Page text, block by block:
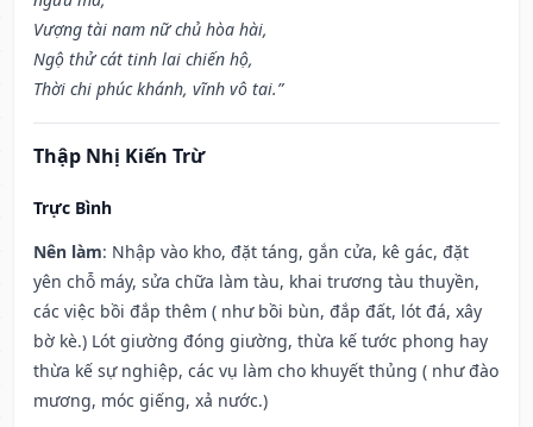
Vượng tài nam nữ chủ hòa hài,
Ngộ thử cát tinh lai chiến hộ,
Thời chi phúc khánh, vĩnh vô tai.”
Thập Nhị Kiến Trừ
Trực Bình
Nên làm: Nhập vào kho, đặt táng, gắn cửa, kê gác, đặt
yên chỗ máy, sửa chữa làm tàu, khai trương tàu thuyền,
các việc bồi đắp thêm ( như bồi bùn, đắp đất, lót đá, xây
bờ kè.) Lót giường đóng giường, thừa kế tước phong hay
thừa kế sự nghiệp, các vụ làm cho khuyết thủng ( như đào
mương, móc giếng, xả nước.)